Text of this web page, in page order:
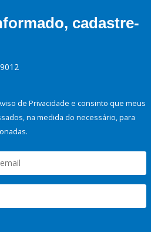
cadastre-
de Privacidade e consinto que meus
na medida do necessário, para